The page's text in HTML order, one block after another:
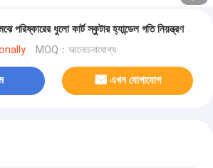
পরিষ্কারের ধুলো কার্ট স্কুটার হ্যান্ডেল গতি নিয়ন্ত্রণ
MOQ：আলোচনাযোগ্য
এখন যোগাযোগ